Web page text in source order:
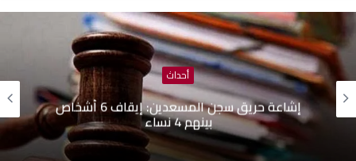
أحداث
إشاعة حريق سجن المسعدين: ‬إيقاف 6 أشخاص
بينهم 4 نساء